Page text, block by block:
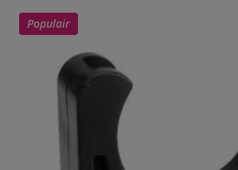
Uw waardering:
Populair